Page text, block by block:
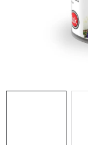
MIEŠANIE FARIEB
Obchodné